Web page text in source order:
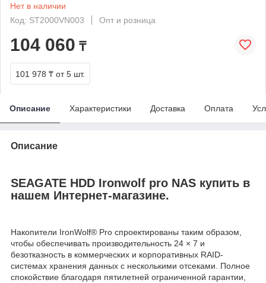
Нет в наличии
Код: ST2000VN003
Опт и розница
104 060 ₸
101 978 ₸ от 5 шт.
Описание Характеристики Доставка Оплата
Описание
SEAGATE HDD Ironwolf pro NAS купить в
нашем Интернет-магазине.
Накопители IronWolf® Pro спроектированы таким образом,
чтобы обеспечивать производительность 24 × 7 и
безотказность в коммерческих и корпоративных RAID-
системах хранения данных с несколькими отсеками. Полное
спокойствие благодаря пятилетней ограниченной гарантии,